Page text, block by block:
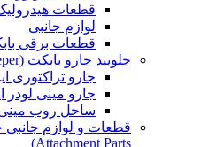
قطعات
لوازم جانبی
قطعات برقی
جلوبند جارو بابکت (Bobcat Sweeper)
جارو تراکتوری
جارو مینی لودر
ساحل روب مینی
Attachment Parts)